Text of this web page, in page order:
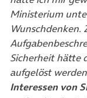
Ministerium
Sicherheit hätte
aufgelöst
Interessen von